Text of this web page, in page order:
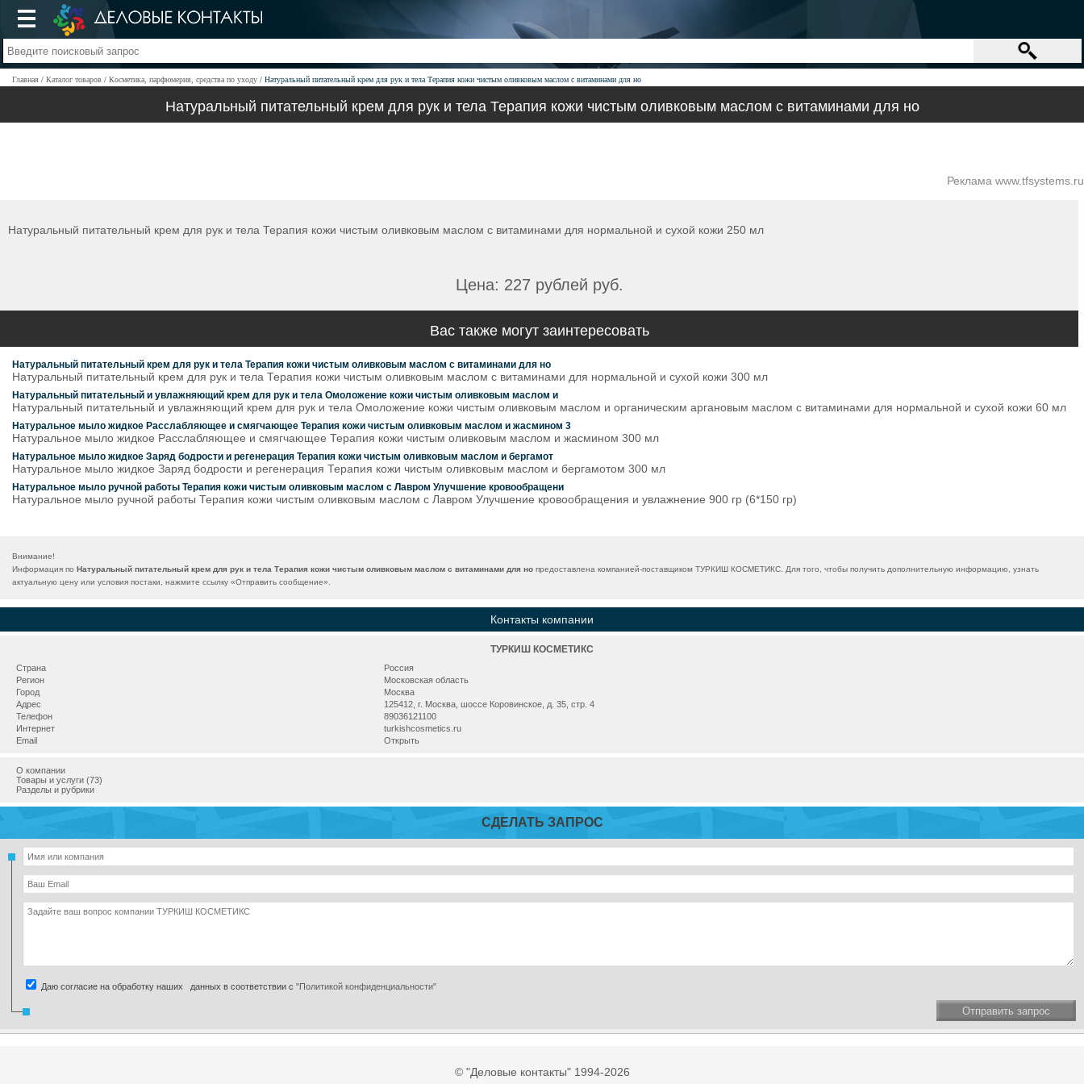
Главная Каталог товаров Косметика, парфюмерия, средства по уходу Натуральный питательный крем для рук и тела Терапия кожи чистым оливковым маслом с витаминами для но
Натуральный питательный крем для рук и тела Терапия кожи чистым оливковым маслом с витаминами для но
Реклама www.tfsystems.ru
Натуральный питательный крем для рук и тела Терапия кожи чистым оливковым маслом с витаминами для нормальной и сухой кожи 250 мл
Цена: 227 рублей руб.
Вас также могут заинтересовать
Натуральный питательный крем для рук и тела Терапия кожи чистым оливковым маслом с витаминами для но
Натуральный питательный крем для рук и тела Терапия кожи чистым оливковым маслом с витаминами для нормальной и сухой кожи 300 мл
Натуральный питательный и увлажняющий крем для рук и тела Омоложение кожи чистым оливковым маслом и
Натуральный питательный и увлажняющий крем для рук и тела Омоложение кожи чистым оливковым маслом и органическим аргановым маслом с витаминами для нормальной и сухой кожи 60 мл
Натуральное мыло жидкое Расслабляющее и смягчающее Терапия кожи чистым оливковым маслом и жасмином 3
Натуральное мыло жидкое Расслабляющее и смягчающее Терапия кожи чистым оливковым маслом и жасмином 300 мл
Натуральное мыло жидкое Заряд бодрости и регенерация Терапия кожи чистым оливковым маслом и бергамот
Натуральное мыло жидкое Заряд бодрости и регенерация Терапия кожи чистым оливковым маслом и бергамотом 300 мл
Натуральное мыло ручной работы Терапия кожи чистым оливковым маслом с Лавром Улучшение кровообращени
Натуральное мыло ручной работы Терапия кожи чистым оливковым маслом с Лавром Улучшение кровообращения и увлажнение 900 гр (6*150 гр)
Внимание!
Информация по Натуральный питательный крем для рук и тела Терапия кожи чистым оливковым маслом с витаминами для но предоставлена компанией-поставщиком ТУРКИШ КОСМЕТИКС. Для того, чтобы получить дополнительную информацию, узнать
актуальную цену или условия постаки, нажмите ссылку «Отправить сообщение».
Контакты компании
ТУРКИШ КОСМЕТИКС
Страна
Россия
Регион
Московская область
Город
Москва
Адрес
125412, г. Москва, шоссе Коровинское, д. 35, стр. 4
Телефон
89036121100
Интернет
turkishcosmetics.ru
Email
Открыть
О компании
Товары и услуги (73)
Разделы и рубрики
СДЕЛАТЬ ЗАПРОС
Даю согласие на обработку наших данных в соответствии с "Политикой конфиденциальности"
Отправить запрос
© "Деловые контакты" 1994-2026